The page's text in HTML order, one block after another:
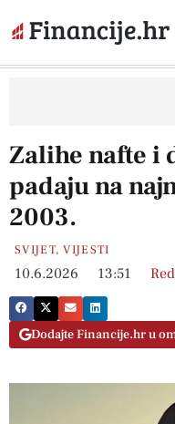
Zalihe nafte i
padaju na
2003.
SVIJET,VIJESTI
10.6.2026 13:51
Dodajte Financije.hr u